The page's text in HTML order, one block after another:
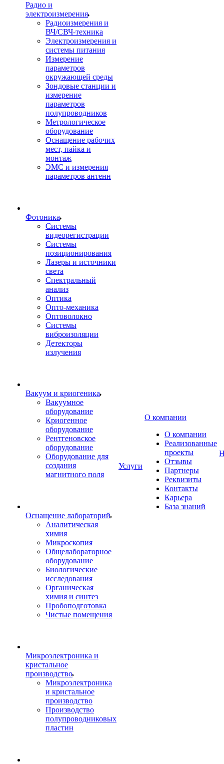
Радио и
электроизмерения
Радиоизмерения и
ВЧ/СВЧ-техника
Электроизмерения и
системы питания
Измерение
параметров
окружающей среды
Зондовые станции и
измерение
параметров
полупроводников
Метрологическое
оборудование
Оснащение рабочих
мест, пайка и
монтаж
ЭМС и измерения
параметров антенн
Фотоника
Cистемы
видеорегистрации
Системы
позиционирования
Лазеры и источники
света
Спектральный
анализ
Оптика
Опто-механика
Оптоволокно
Системы
виброизоляции
Детекторы
излучения
Вакуум и криогеника
Вакуумное
оборудование
Криогенное
оборудование
Рентгеновское
оборудование
Оборудование для
создания
магнитного поля
Оснащение лабораторий
Аналитическая
химия
Микроскопия
Общелабораторное
оборудование
Биологические
исследования
Органическая
химия и синтез
Пробоподготовка
Чистые помещения
Микроэлектроника и
кристальное
производство
Микроэлектроника
и кристальное
производство
Производство
полупроводниковых
пластин
Услуги
О компании
О компании
Реализованные
проекты
Отзывы
Партнеры
Реквизиты
Контакты
Карьера
База знаний